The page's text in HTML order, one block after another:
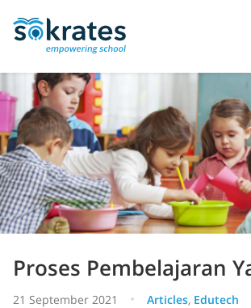
Proses Pembelajaran
21 September 2021 Articles, Edutech